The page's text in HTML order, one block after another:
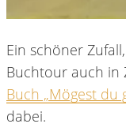
Ein schöner
Buchtour auch in
Buch „Mögest du
dabei.